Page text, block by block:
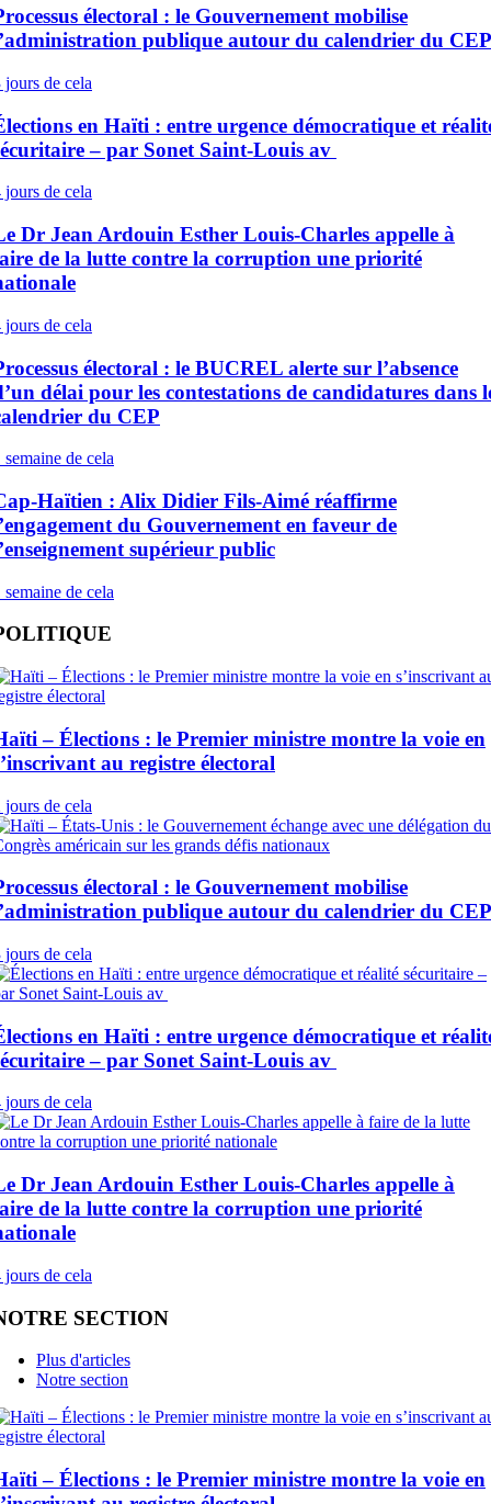
électoral : le Gouvernement mobilise
publique autour du calendrier du CEP
jours de cela
en Haïti : entre urgence démocratique et
– par Sonet Saint-Louis av
jours de cela
Dr Jean Ardouin Esther Louis-Charles appelle à
de la lutte contre la corruption une priorité
jours de cela
électoral : le BUCREL alerte sur l’absence
délai pour les contestations de candidatures dans
du CEP
semaine de cela
Haïtien : Alix Didier Fils-Aimé réaffirme
du Gouvernement en faveur de
supérieur public
semaine de cela
– Élections : le Premier ministre montre la voie en
au registre électoral
jours de cela
électoral : le Gouvernement mobilise
publique autour du calendrier du CEP
jours de cela
en Haïti : entre urgence démocratique et
– par Sonet Saint-Louis av
jours de cela
Dr Jean Ardouin Esther Louis-Charles appelle à
de la lutte contre la corruption une priorité
jours de cela
SECTION
Plus d'articles
Notre section
– Élections : le Premier ministre montre la voie en